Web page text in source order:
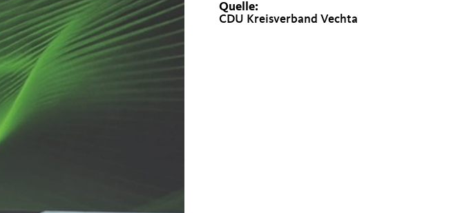
Quelle:
CDU Kreisverband Vechta